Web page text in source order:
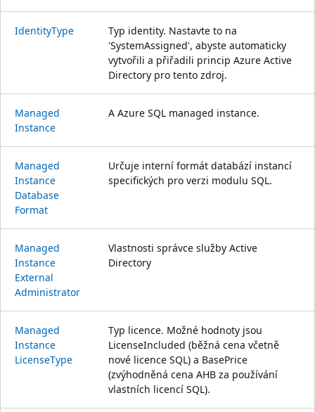
IdentityType
Typ identity. Nastavte to na
'SystemAssigned', abyste automaticky
vytvořili a přiřadili princip Azure Active
Directory pro tento zdroj.
Managed
Instance
A Azure SQL managed instance.
Managed
Instance
Database
Format
Určuje interní formát databází instancí
specifických pro verzi modulu SQL.
Managed
Instance
External
Administrator
Vlastnosti správce služby Active
Directory
Managed
Instance
LicenseType
Typ licence. Možné hodnoty jsou
LicenseIncluded (běžná cena včetně
nové licence SQL) a BasePrice
(zvýhodněná cena AHB za používání
vlastních licencí SQL).